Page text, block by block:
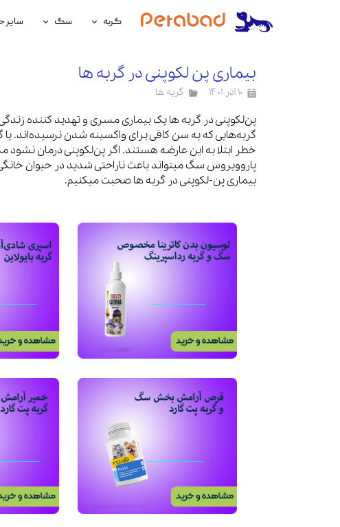
گربه
لوازم نگهداری گربه
آرایشی و بهداشتی گربه
سگ
آرایشی و بهداشتی
سایر
بیماری پن لکوپنی در گربه ها
۱۰ آذر ۱۴۰۱ گربه ها
پن‌لکوپنی در گربه ها یک بیماری مسری و تهدید کننده
گربه‌هایی که به سن کافی برای واکسینه شدن نرسیده‌اند. یا
خطر ابتلا به این عارضه هستند. اگر پن‌لکوپنی درمان
پاروویروس سگ میتواند باعث ناراحتی شدید در حیوان
بیماری پن-لکوپنی در گربه ها صحبت میکنیم.